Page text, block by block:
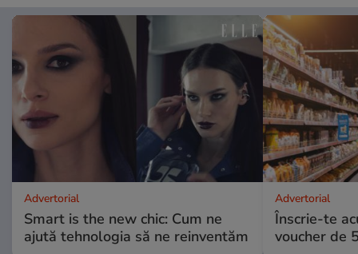
Advertorial
Smart is the new chic: Cum ne
ajută tehnologia să ne reinventăm
Advertorial
Înscrie-te
voucher de